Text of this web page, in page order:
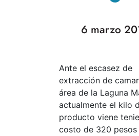
6 marzo
Ante el escasez de
extracción de
área de la Laguna
actualmente el kilo
producto viene
costo de 320 pesos